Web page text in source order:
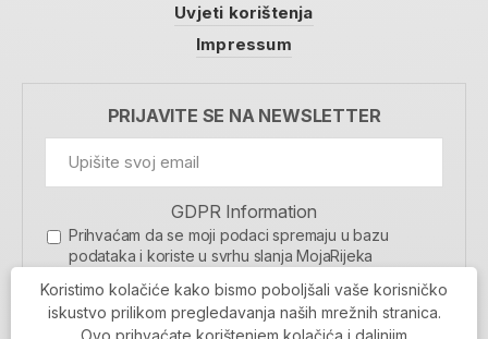
Uvjeti korištenja
Impressum
PRIJAVITE SE NA NEWSLETTER
GDPR Information
Prihvaćam da se moji podaci spremaju u bazu
podataka i koriste u svrhu slanja MojaRijeka
MOJARIJEKA NEWSLETTER
Koristimo kolačiće kako bismo poboljšali vaše korisničko
iskustvo prilikom pregledavanja naših mrežnih stranica.
Ovo prihvaćate korištenjem kolačića i daljnjim